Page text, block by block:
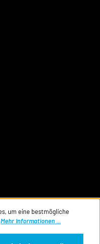
um eine bestmögliche
Mehr Informationen ...